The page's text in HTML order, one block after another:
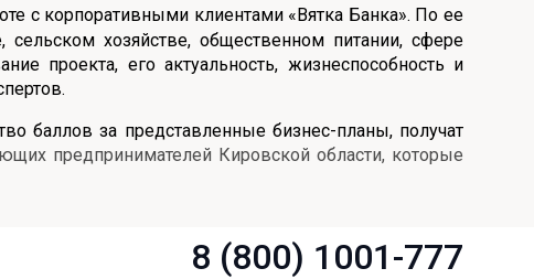
с корпоративными клиентами «Вятка Банка». По ее
хозяйстве, общественном питании, сфере
проекта, его актуальность, жизнеспособность и
баллов за представленные бизнес-планы, получат
предпринимателей Кировской области, которые
8 (800) 1001-777